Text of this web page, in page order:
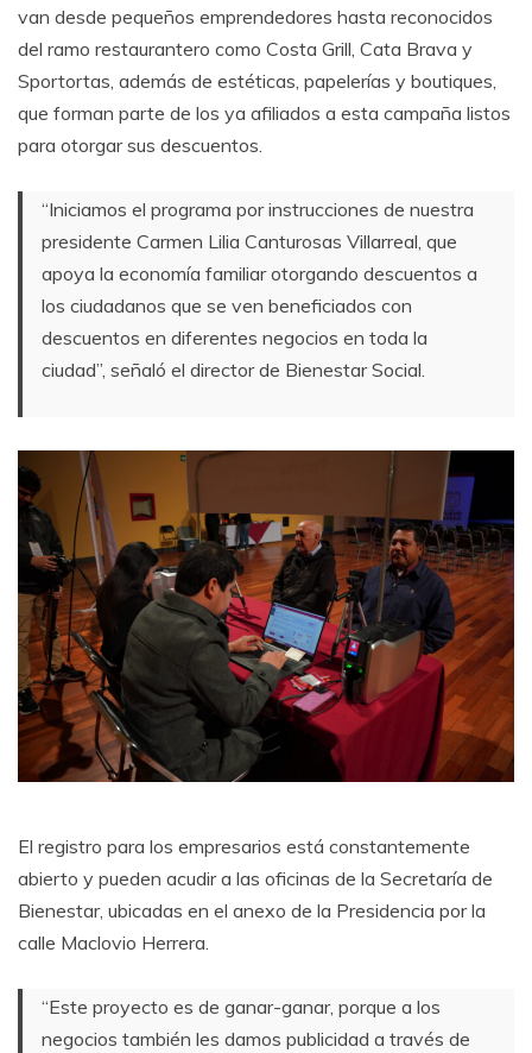
van desde pequeños emprendedores hasta reconocidos
del ramo restaurantero como Costa Grill, Cata Brava y
Sportortas, además de estéticas, papelerías y boutiques,
que forman parte de los ya afiliados a esta campaña listos
para otorgar sus descuentos.
“Iniciamos el programa por instrucciones de nuestra
presidente Carmen Lilia Canturosas Villarreal, que
apoya la economía familiar otorgando descuentos a
los ciudadanos que se ven beneficiados con
descuentos en diferentes negocios en toda la
ciudad”, señaló el director de Bienestar Social.
El registro para los empresarios está constantemente
abierto y pueden acudir a las oficinas de la Secretaría de
Bienestar, ubicadas en el anexo de la Presidencia por la
calle Maclovio Herrera.
“Este proyecto es de ganar-ganar, porque a los
negocios también les damos publicidad a través de